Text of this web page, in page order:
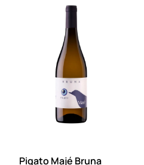
Pigato Majé Bruna